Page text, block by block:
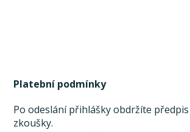
Platební podmínky
Po odeslání přihlášky obdržíte
zkoušky.